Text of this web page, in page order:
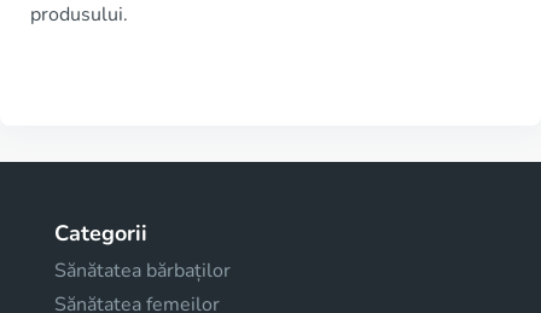
produsului.
Categorii
Sănătatea bărbaților
Sănătatea femeilor